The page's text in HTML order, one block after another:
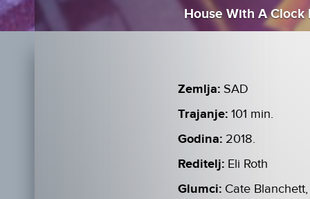
House With A Clock
Zemlja: SAD
Trajanje: 101 min.
Godina: 2018.
Reditelj: Eli Roth
Glumci: Cate